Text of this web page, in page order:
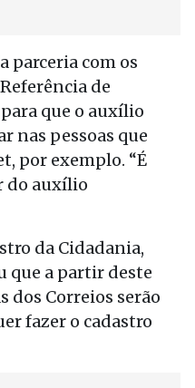
parceria com os
de
que o auxílio
nas pessoas que
por exemplo. “É
do auxílio
da Cidadania,
que a partir deste
dos Correios serão
fazer o cadastro